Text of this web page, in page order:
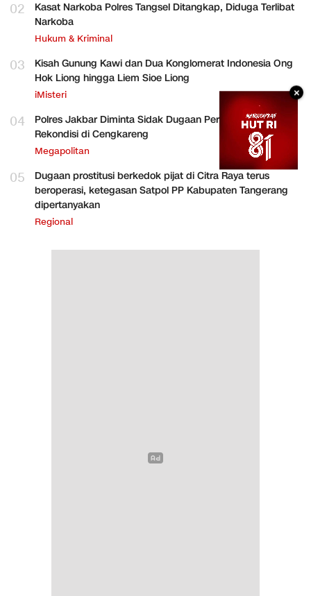
02
Kasat Narkoba Polres Tangsel Ditangkap, Diduga Terlibat
Narkoba
Hukum & Kriminal
03
Kisah Gunung Kawi dan Dua Konglomerat Indonesia Ong
Hok Liong hingga Liem Sioe Liong
iMisteri
04
Polres Jakbar Diminta Sidak Dugaan Perakitan HP
Rekondisi di Cengkareng
Megapolitan
05
Dugaan prostitusi berkedok pijat di Citra Raya terus
beroperasi, ketegasan Satpol PP Kabupaten Tangerang
dipertanyakan
Regional
×